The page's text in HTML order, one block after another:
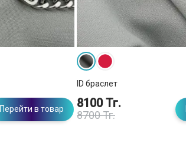
Перейти в товар
ID браслет
8100 Тг.
8700 Тг.